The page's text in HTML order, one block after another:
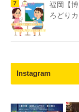
福岡【
ろどり
Instagram